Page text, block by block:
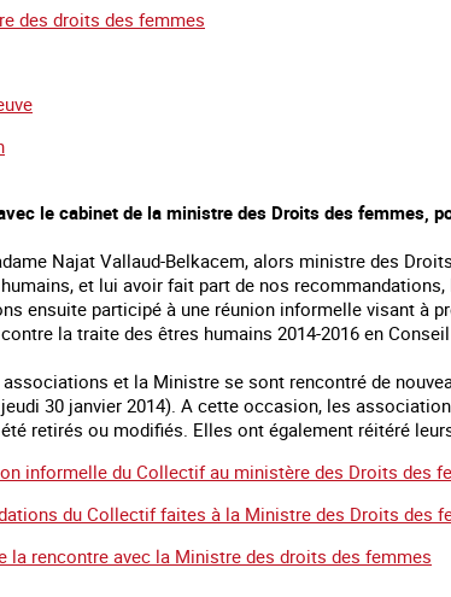
des droits des femmes
le cabinet de la ministre des Droits des femmes,
Najat Vallaud-Belkacem, alors ministre des
et lui avoir fait part de nos
ensuite participé à une réunion informelle visant à
la traite des êtres humains 2014-2016 en
et la Ministre se sont rencontré de
30 janvier 2014). A cette occasion, les
retirés ou modifiés. Elles ont également réitéré
informelle du Collectif au ministère des Droits des
du Collectif faites à la Ministre des Droits des
la rencontre avec la Ministre des droits des femmes